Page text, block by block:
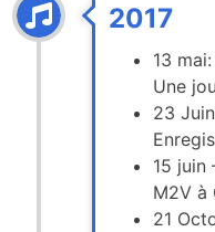
2017
13
Une
23
15 juin
M2V à
21